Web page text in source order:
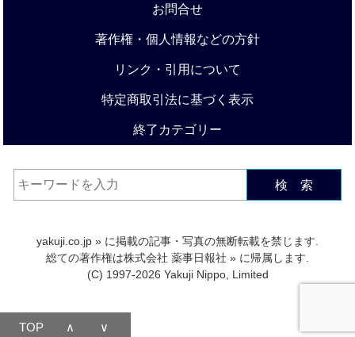
お問合せ
著作権・個人情報などの方針
リンク・引用について
特定商取引法に基づく表示
終了カテゴリー
検 索
yakuji.co.jp » に掲載の記事・写真の無断転載を禁じます.
総ての著作権は株式会社 薬事日報社 » に帰属します.
(C) 1997-2026 Yakuji Nippo, Limited
TOP ∧ ∨